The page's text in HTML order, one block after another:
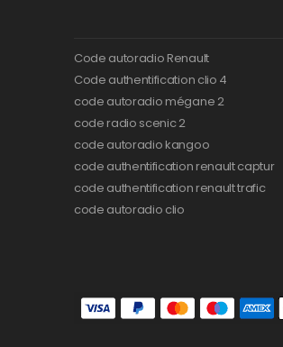
Code autoradio Renault
Code authentification clio 4
code autoradio mégane 2
code radio scenic 2
code autoradio kangoo
code authentification renault captur
code authentification renault trafic
code autoradio clio